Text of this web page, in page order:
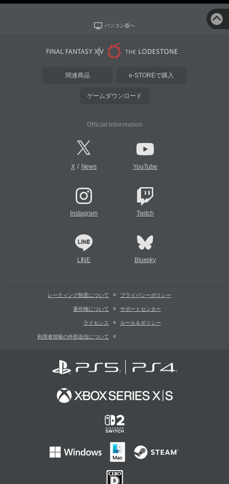
パソコン版へ
関連商品 e-STOREで購入
ゲームダウンロード
Official Information
X/ News YouTube
Instagram Twitch
LINE Bluesky
レーティング制度について プライバシーポリシー
著作権について サポートセンター
ライセンス ルール＆ポリシー
利用者情報の外部送信について